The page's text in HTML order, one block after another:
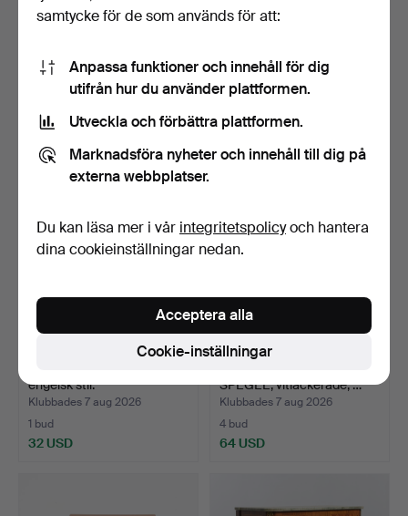
AXEL LARSSON. SKÄNK /
BYRÅ, EK, SVENSKA MÖ…
Klubbades 7 aug 2026
21 bud
SKRIVSKÅP,
sengustavianskt, 17/1800-
tal, t…
Klubbades 7 aug 2026
22 bud
engelsk stil.
Klubbades 7 aug 2026
1 bud
32 USD
SPEGEL, vitlackerade, …
Klubbades 7 aug 2026
4 bud
64 USD
samtycke för de som används för att:
Anpassa funktioner och innehåll för dig
utifrån hur du använder plattformen.
Utveckla och förbättra plattformen.
Marknadsföra nyheter och innehåll till dig på
externa webbplatser.
Du kan läsa mer i vår integritetspolicyoch hantera
dina cookieinställningar nedan.
Cookie-inställningar
Acceptera alla